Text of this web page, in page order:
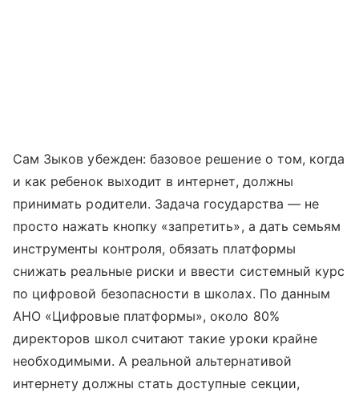
Сам Зыков убежден: базовое решение о том, когда
и как ребенок выходит в интернет, должны
принимать родители. Задача государства — не
просто нажать кнопку «запретить», а дать семьям
инструменты контроля, обязать платформы
снижать реальные риски и ввести системный курс
по цифровой безопасности в школах. По данным
АНО «Цифровые платформы», около 80%
директоров школ считают такие уроки крайне
необходимыми. А реальной альтернативой
интернету должны стать доступные секции,